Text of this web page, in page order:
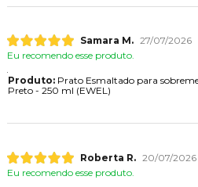
Samara M. 27/07/2026
Eu recomendo esse produto.
Produto:Prato Esmaltado para
Preto - 250 ml (EWEL)
Roberta R. 20/07/2026
Eu recomendo esse produto.